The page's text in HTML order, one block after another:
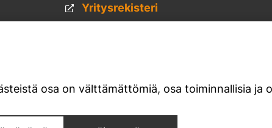
Yritysrekisteri
Materiaalipankki
osa on välttämättömiä, osa toiminnallisia